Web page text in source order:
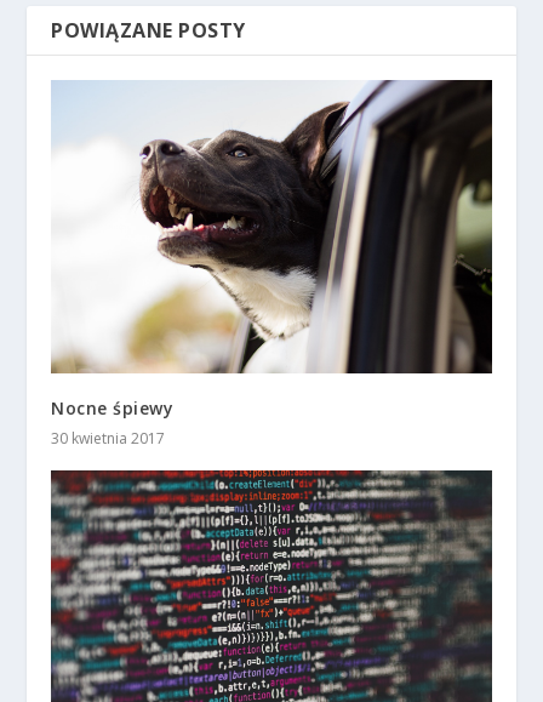
POWIĄZANE POSTY
Nocne śpiewy
30 kwietnia 2017